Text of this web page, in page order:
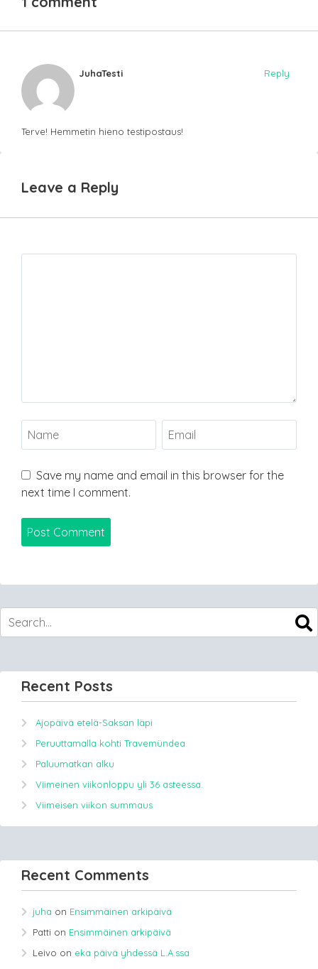
JuhaTesti
Terve! Hemmetin hieno testipostaus!
Reply
Leave a Reply
Save my name and email in this browser for the
next time I comment.
Recent Posts
Ajopäivä etelä-Saksan läpi
Peruuttamalla kohti Travemündea
Paluumatkan alku
Viimeinen viikonloppu yli 36 asteessa.
Viimeisen viikon summaus
Recent Comments
juha on Ensimmäinen arkipäivä
Patti on Ensimmäinen arkipäivä
Leivo on eka päivä yhdessä L.A.ssa